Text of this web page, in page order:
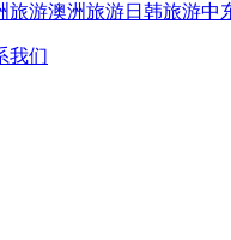
旅游澳洲旅游日韩旅游中
我们